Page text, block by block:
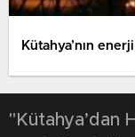
Kütahya’nın
"Kütahya’dan